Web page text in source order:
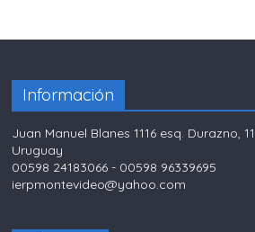
Información
Juan Manuel Blanes 1116 esq. Durazno,
Uruguay
00598 24183066 - 00598 96339695
ierpmontevideo@yahoo.com